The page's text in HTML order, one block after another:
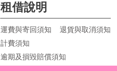
租借說明
運費與寄回須知
退貨與取消須知
計費須知
逾期及損毀賠償須知